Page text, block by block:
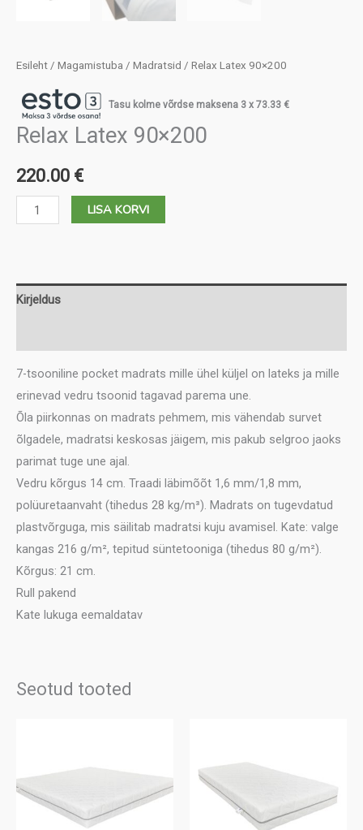
Esileht / Magamistuba / Madratsid / Relax Latex 90×200
Tasu kolme võrdse maksena 3 x 73.33 €
Relax Latex 90×200
220.00 €
Relax
Latex
LISA KORVI
Kirjeldus
7-tsooniline pocket madrats mille ühel küljel on lateks ja mille
erinevad vedru tsoonid tagavad parema une.
Õla piirkonnas on madrats pehmem, mis vähendab survet
õlgadele, madratsi keskosas jäigem, mis pakub selgroo jaoks
parimat tuge une ajal.
Vedru kõrgus 14 cm. Traadi läbimõõt 1,6 mm/1,8 mm,
polüuretaanvaht (tihedus 28 kg/m³). Madrats on tugevdatud
plastvõrguga, mis säilitab madratsi kuju avamisel. Kate: valge
kangas 216 g/m², tepitud süntetooniga (tihedus 80 g/m²).
Kõrgus: 21 cm.
Rull pakend
Kate lukuga eemaldatav
Seotud tooted